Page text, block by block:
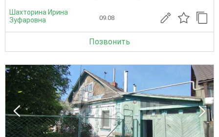
Шахторина Ирина
Зуфаровна
09.08
Позвонить